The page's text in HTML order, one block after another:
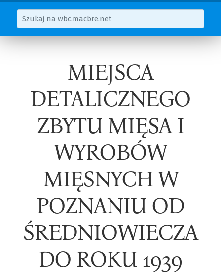
MIEJSCA
DETALICZNEGO
ZBYTU MIĘSA I
WYROBÓW
MIĘSNYCH W
POZNANIU OD
ŚREDNIOWIECZA
DO ROKU 1939